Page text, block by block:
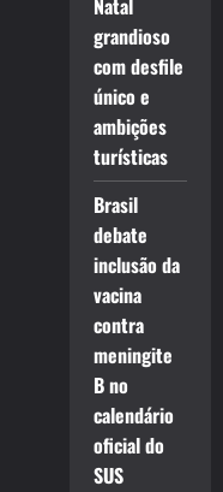
Natal
grandioso
com desfile
único e
ambições
turísticas
Brasil
debate
inclusão da
vacina
contra
meningite
B no
calendário
oficial do
SUS